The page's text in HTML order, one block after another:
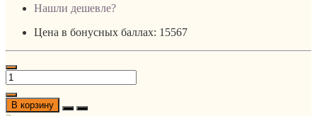
Нашли дешевле?
Цена в бонусных баллах: 15567
В корзину